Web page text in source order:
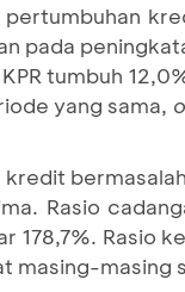
pada
tumbuh
yang sama,
kredit bermasalah
Rasio
Rasio
masing-masing